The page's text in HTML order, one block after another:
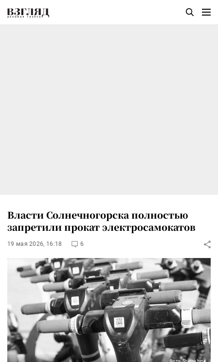
Власти Солнечногорска полностью
запретили прокат электросамокатов
19 мая 2026, 16:18 6
Фото: Shatokhina